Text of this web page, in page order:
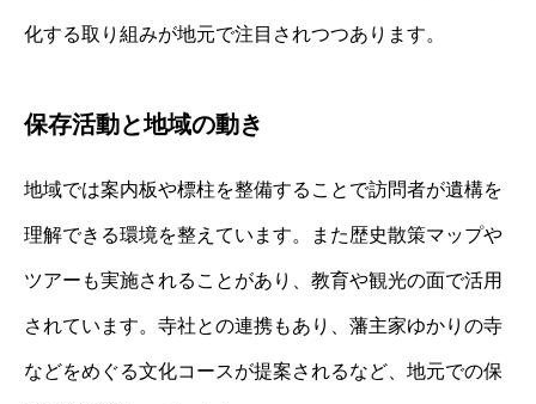
化する取り組みが地元で注目されつつあります。
保存活動と地域の動き
地域では案内板や標柱を整備することで訪問者が遺構を
理解できる環境を整えています。また歴史散策マップや
ツアーも実施されることがあり、教育や観光の面で活用
されています。寺社との連携もあり、藩主家ゆかりの寺
などをめぐる文化コースが提案されるなど、地元での保